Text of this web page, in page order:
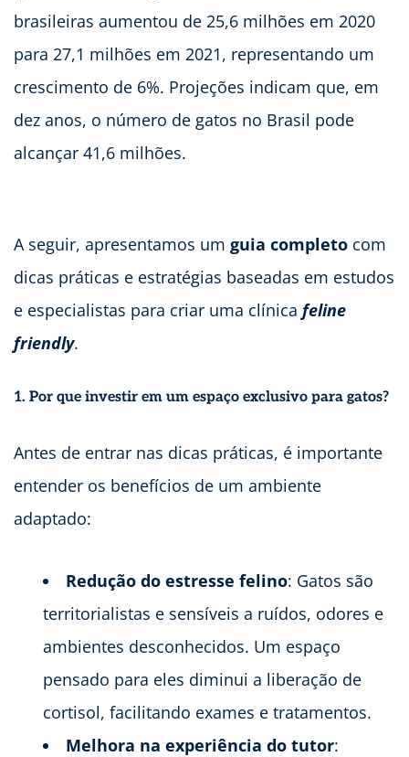
brasileiras aumentou de 25,6 milhões em 2020
para 27,1 milhões em 2021, representando um
crescimento de 6%. Projeções indicam que, em
dez anos, o número de gatos no Brasil pode
alcançar 41,6 milhões.
A seguir, apresentamos um guia completo com
dicas práticas e estratégias baseadas em estudos
e especialistas para criar uma clínica feline
friendly.
1. Por que investir em um espaço exclusivo para gatos?
Antes de entrar nas dicas práticas, é importante
entender os benefícios de um ambiente
adaptado:
Redução do estresse felino: Gatos são
territorialistas e sensíveis a ruídos, odores e
ambientes desconhecidos. Um espaço
pensado para eles diminui a liberação de
cortisol, facilitando exames e tratamentos.
Melhora na experiência do tutor: